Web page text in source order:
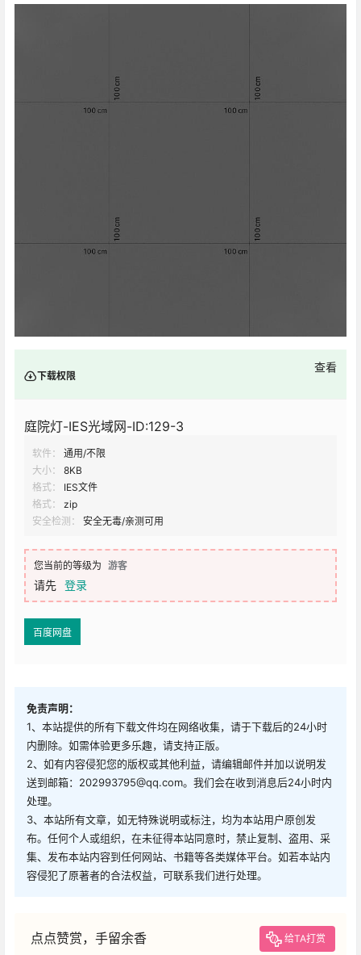
下载权限
查看
庭院灯-IES光域网-ID:129-3
软件：
通用/不限
大小：
8KB
格式：
IES文件
格式：
zip
安全检测：
安全无毒/亲测可用
您当前的等级为 游客
请先 登录
百度网盘
免责声明：
1、本站提供的所有下载文件均在网络收集，请于下载后的24小时
内删除。如需体验更多乐趣，请支持正版。
2、如有内容侵犯您的版权或其他利益，请编辑邮件并加以说明发
送到邮箱：202993795@qq.com。我们会在收到消息后24小时内
处理。
3、本站所有文章，如无特殊说明或标注，均为本站用户原创发
布。任何个人或组织，在未征得本站同意时，禁止复制、盗用、采
集、发布本站内容到任何网站、书籍等各类媒体平台。如若本站内
容侵犯了原著者的合法权益，可联系我们进行处理。
点点赞赏，手留余香 给TA打赏